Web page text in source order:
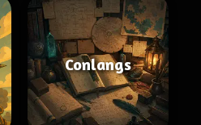
Conlangs